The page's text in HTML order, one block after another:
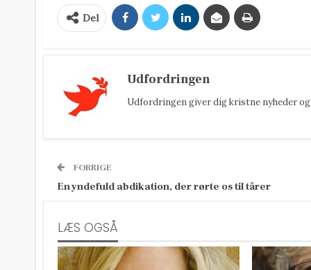
Del
Udfordringen
Udfordringen giver dig kristne nyheder
FORRIGE
En yndefuld abdikation, der rørte os til tårer
LÆS OGSÅ